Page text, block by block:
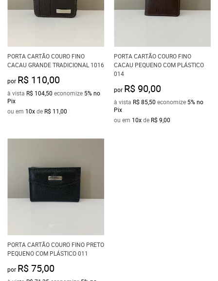
PORTA CARTÃO COURO FINO
CACAU GRANDE TRADICIONAL 1016
por R$ 110,00
à vista R$ 104,50 economize 5%no
Pix
ou em 10xde R$ 11,00
PORTA CARTÃO COURO FINO
CACAU PEQUENO COM PLÁSTICO
014
por R$ 90,00
à vista R$ 85,50 economize 5%no
Pix
ou em 10xde R$ 9,00
PORTA CARTÃO COURO FINO PRETO
PEQUENO COM PLÁSTICO 011
por R$ 75,00